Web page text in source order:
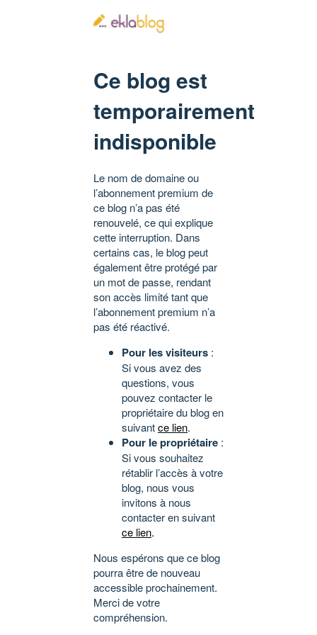
Ce blog est
temporairement
indisponible
Le nom de domaine ou
l’abonnement premium de
ce blog n’a pas été
renouvelé, ce qui explique
cette interruption. Dans
certains cas, le blog peut
également être protégé par
un mot de passe, rendant
son accès limité tant que
l’abonnement premium n’a
pas été réactivé.
Pour les visiteurs :
Si vous avez des
questions, vous
pouvez contacter le
propriétaire du blog en
suivantce lien.
Pour le propriétaire :
Si vous souhaitez
rétablir l’accès à votre
blog, nous vous
invitons à nous
contacter en suivant
ce lien.
Nous espérons que ce blog
pourra être de nouveau
accessible prochainement.
Merci de votre
compréhension.